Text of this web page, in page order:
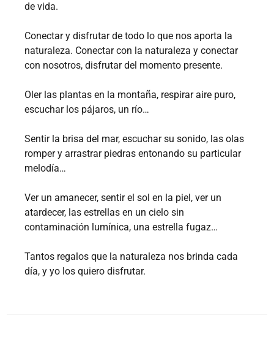
de vida.
Conectar y disfrutar de todo lo que nos aporta la
naturaleza. Conectar con la naturaleza y conectar
con nosotros, disfrutar del momento presente.
Oler las plantas en la montaña, respirar aire puro,
escuchar los pájaros, un río…
Sentir la brisa del mar, escuchar su sonido, las olas
romper y arrastrar piedras entonando su particular
melodía…
Ver un amanecer, sentir el sol en la piel, ver un
atardecer, las estrellas en un cielo sin
contaminación lumínica, una estrella fugaz…
Tantos regalos que la naturaleza nos brinda cada
día, y yo los quiero disfrutar.